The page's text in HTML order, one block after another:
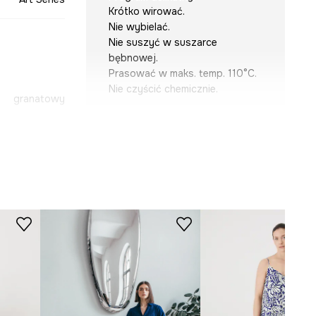
granatowy
Krótko wirować.
Nie wybielać.
Nie suszyć w suszarce
bębnowej.
Prasować w maks. temp. 110°C.
Nie czyścić chemicznie.
WYMIARY
Zobacz wymiary produktu